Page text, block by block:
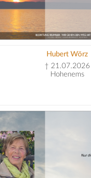
Hubert Wörz
† 21.07.2026
Hohenems